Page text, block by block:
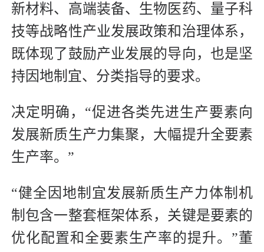
新材料、高端装备、生物医药、量子科
技等战略性产业发展政策和治理体系，
既体现了鼓励产业发展的导向，也是坚
持因地制宜、分类指导的要求。
决定明确，“促进各类先进生产要素向
发展新质生产力集聚，大幅提升全要素
生产率。”
“健全因地制宜发展新质生产力体制机
制包含一整套框架体系，关键是要素的
优化配置和全要素生产率的提升。”董